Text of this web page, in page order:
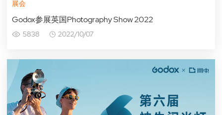
展会
Godox参展英国Photography Show 2022
5838 2022/10/07